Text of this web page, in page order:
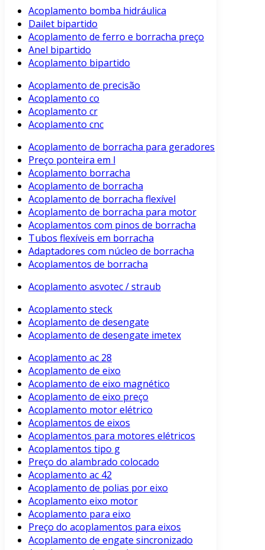
Acoplamento bomba hidráulica
Dailet bipartido
Acoplamento de ferro e borracha preço
Anel bipartido
Acoplamento bipartido
Acoplamento de precisão
Acoplamento co
Acoplamento cr
Acoplamento cnc
Acoplamento de borracha para geradores
Preço ponteira em l
Acoplamento borracha
Acoplamento de borracha
Acoplamento de borracha flexível
Acoplamento de borracha para motor
Acoplamentos com pinos de borracha
Tubos flexíveis em borracha
Adaptadores com núcleo de borracha
Acoplamentos de borracha
Acoplamento asvotec / straub
Acoplamento steck
Acoplamento de desengate
Acoplamento de desengate imetex
Acoplamento ac 28
Acoplamento de eixo
Acoplamento de eixo magnético
Acoplamento de eixo preço
Acoplamento motor elétrico
Acoplamentos de eixos
Acoplamentos para motores elétricos
Acoplamentos tipo g
Preço do alambrado colocado
Acoplamento ac 42
Acoplamento de polias por eixo
Acoplamento eixo motor
Acoplamento para eixo
Preço do acoplamentos para eixos
Acoplamento de engate sincronizado